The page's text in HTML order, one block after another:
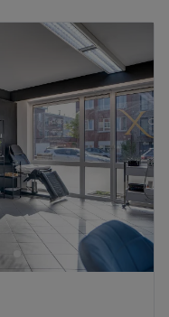
09:00–19:00
09:00–19:00
09:00–19:00
09:00–19:00
09:00– 19:00
12:00– 16:00
kapsalon en
ervaring, waar je
ontspannende
een warme,
aandacht en